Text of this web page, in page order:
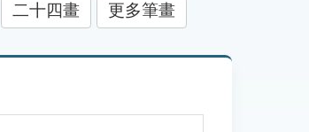
二十四畫 更多筆畫